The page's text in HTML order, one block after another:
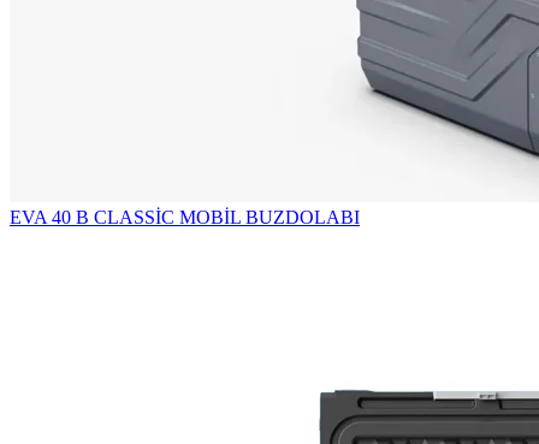
EVA 40 B CLASSİC MOBİL BUZDOLABI